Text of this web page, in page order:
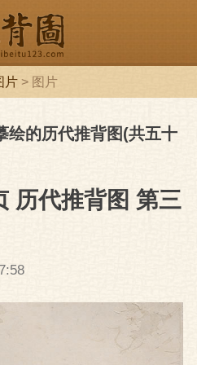
图
片> 图片
绘的历代推背图(共五十
历代推背图 第三